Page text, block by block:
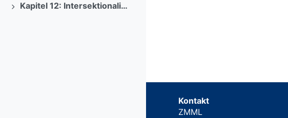
Ausklappen Kapitel 12: Intersektionalität
Kontakt
ZMML